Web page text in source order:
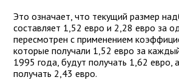
Это означает, что текущий размер
составляет 1,52 евро и 2,28 евро за
пересмотрен с применением
которые получали 1,52 евро за
1995 года, будут получать 1,62 евро,
получать 2,43 евро.